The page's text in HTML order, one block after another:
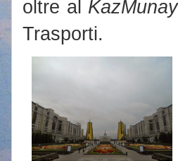
oltre al
Trasporti.